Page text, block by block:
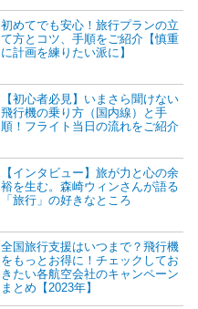
初めてでも安心！旅行プランの立
て方とコツ、手順をご紹介【慎重
に計画を練りたい派に】
【初心者必見】いまさら聞けない
飛行機の乗り方（国内線）と手
順！フライト当日の流れをご紹介
【インタビュー】旅が力と心の余
裕を生む。森崎ウィンさんが語る
「旅行」の好きなところ
全国旅行支援はいつまで？飛行機
をもっとお得に！チェックしてお
きたい各航空会社のキャンペーン
まとめ【2023年】